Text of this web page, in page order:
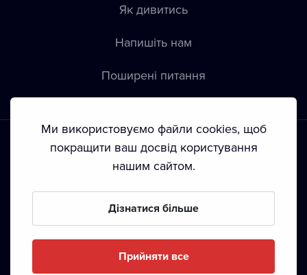
Як дивитись
Напишіть нам
Пoширені питання
Положення й умови • Конфіденційність • Автoрські права
Ми використовуємо файли cookies, щоб
покращити ваш досвід користування
нашим сайтом.
Дізнатися більше
Прийняти все